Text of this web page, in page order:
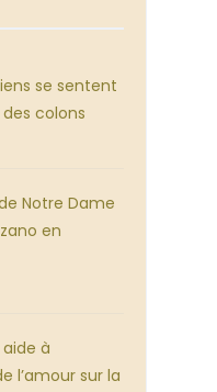
se sentent
colons
Notre Dame
en
à
l’amour sur la